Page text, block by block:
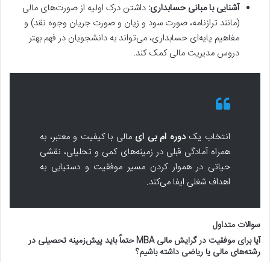
آشنایی با مبانی حسابداری: داشتن درک اولیه از صورت‌های مالی
(مانند ترازنامه، صورت سود و زیان و صورت جریان وجوه نقد) و
مفاهیم پایه‌ای حسابداری، می‌تواند به دانشجویان در فهم بهتر
دروس مدیریت مالی کمک کند.
انتخاب یک دوره ام بی ای مالی با کیفیت و معتبر، به
همراه آمادگی قبلی در زمینه‌های کمی و تحلیلی، نقشی
حیاتی در هموار کردن مسیر موفقیت و دستیابی به
اهداف شغلی ایفا می‌کند.
سوالات متداول
آیا برای موفقیت در گرایش مالی MBA حتماً باید پیش‌زمینه تحصیلی در
رشته‌های مالی یا ریاضی داشته باشیم؟